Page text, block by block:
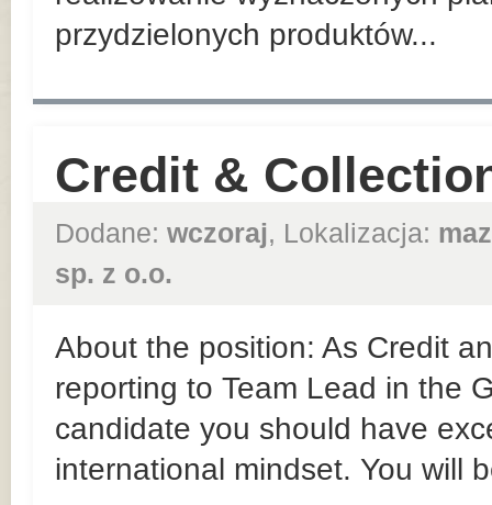
przydzielonych produktów...
Credit &
Dodane: wczoraj, Lokalizacja:
sp. z o.o.
About the position: As Credit
reporting to Team Lead in the
candidate you should have
international mindset. You will